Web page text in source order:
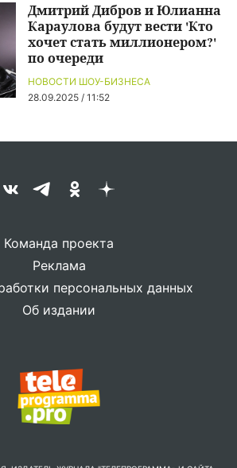
НОВОСТИ ШОУ-БИЗНЕСА
28.09.2025 / 11:52
Дмитрий Дибров и Юлианна
Караулова будут вести 'Кто
хочет стать миллионером?'
по очереди
Команда проекта
Реклама
персональных данных
Об издании